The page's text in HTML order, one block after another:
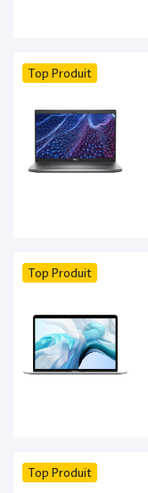
Top Produit
Top Produit
Top Produit